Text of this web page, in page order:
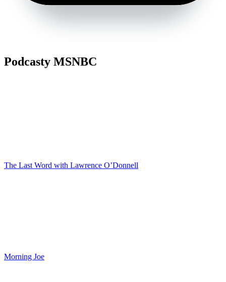
Podcasty MSNBC
The Last Word with Lawrence O’Donnell
Morning Joe